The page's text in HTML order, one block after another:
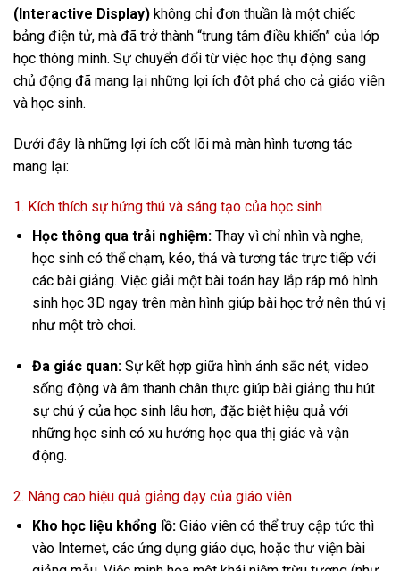
(Interactive Display) không chỉ đơn thuần là một chiếc
bảng điện tử, mà đã trở thành “trung tâm điều khiển” của lớp
học thông minh. Sự chuyển đổi từ việc học thụ động sang
chủ động đã mang lại những lợi ích đột phá cho cả giáo viên
và học sinh.
Dưới đây là những lợi ích cốt lõi mà màn hình tương tác
mang lại:
1. Kích thích sự hứng thú và sáng tạo của học sinh
Học thông qua trải nghiệm:Thay vì chỉ nhìn và nghe,
học sinh có thể chạm, kéo, thả và tương tác trực tiếp với
các bài giảng. Việc giải một bài toán hay lắp ráp mô hình
sinh học 3D ngay trên màn hình giúp bài học trở nên thú vị
như một trò chơi.
Đa giác quan:Sự kết hợp giữa hình ảnh sắc nét, video
sống động và âm thanh chân thực giúp bài giảng thu hút
sự chú ý của học sinh lâu hơn, đặc biệt hiệu quả với
những học sinh có xu hướng học qua thị giác và vận
động.
2. Nâng cao hiệu quả giảng dạy của giáo viên
Kho học liệu khổng lồ:Giáo viên có thể truy cập tức thì
vào Internet, các ứng dụng giáo dục, hoặc thư viện bài